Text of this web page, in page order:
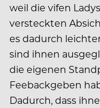
weil die vifen
versteckten
es dadurch
sind ihnen
die eigenen
Feebackgeben
Dadurch, dass